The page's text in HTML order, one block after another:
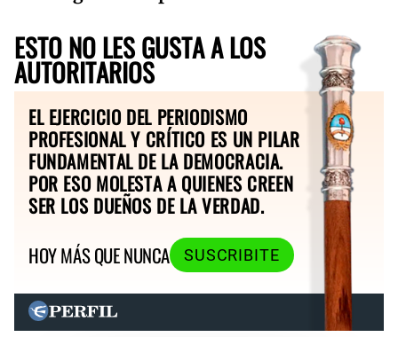
ESTO NO LES GUSTA A LOS
AUTORITARIOS
EL EJERCICIO DEL PERIODISMO
PROFESIONAL Y CRÍTICO ES UN PILAR
FUNDAMENTAL DE LA DEMOCRACIA.
POR ESO MOLESTA A QUIENES CREEN
SER LOS DUEÑOS DE LA VERDAD.
HOY MÁS QUE NUNCA
SUSCRIBITE